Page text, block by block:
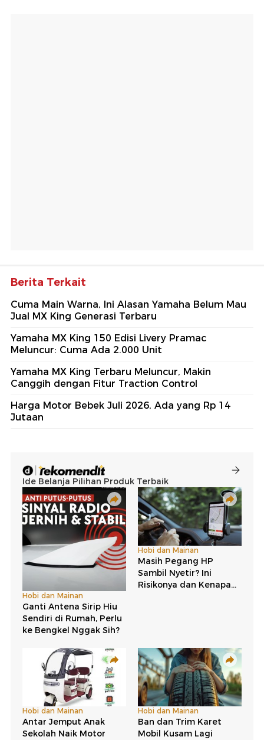
Berita Terkait
Cuma Main Warna, Ini Alasan Yamaha Belum Mau
Jual MX King Generasi Terbaru
Yamaha MX King 150 Edisi Livery Pramac
Meluncur: Cuma Ada 2.000 Unit
Yamaha MX King Terbaru Meluncur, Makin
Canggih dengan Fitur Traction Control
Harga Motor Bebek Juli 2026, Ada yang Rp 14
Jutaan